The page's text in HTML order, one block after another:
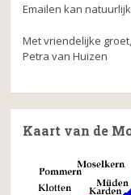
Emailen kan
Met vriendelijke groet,
Petra van Huizen
Kaart van de